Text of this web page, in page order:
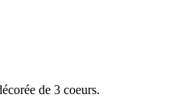
de 3 coeurs.